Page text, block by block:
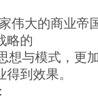
伟大的商业帝
略的
想与模式，更
到效果。